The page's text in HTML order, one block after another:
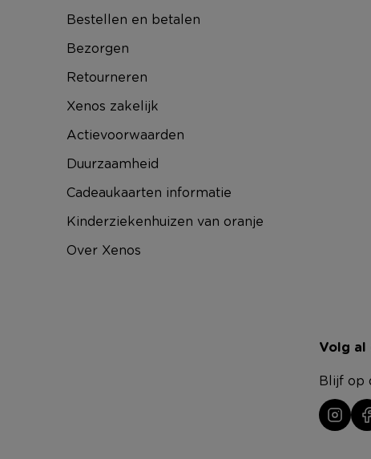
Bestellen en betalen
Bezorgen
Retourneren
Xenos zakelijk
Actievoorwaarden
Duurzaamheid
Cadeaukaarten informatie
Kinderziekenhuizen van oranje
Over Xenos
Volg al
Blijf op